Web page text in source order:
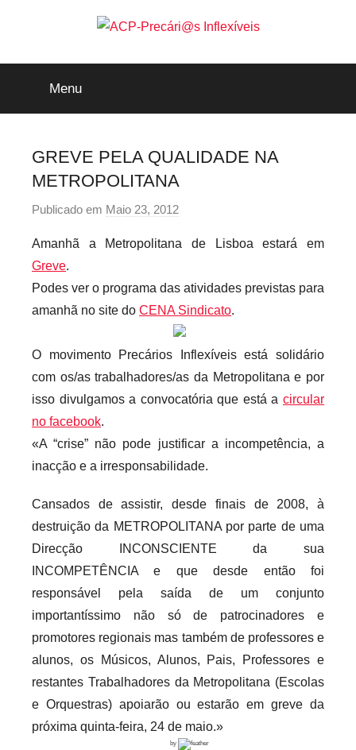
ACP-
Precári@s
Inflexíveis
Menu
GREVE PELA QUALIDADE NA
METROPOLITANA
Publicado em Maio 23, 2012
r
r
e
c
a
r
i
s
f
l
v
e
s
Amanhã a Metropolitana de Lisboa estará em
Greve.
Podes ver o programa das atividades previstas para
amanhã no site do CENA Sindicato.
O movimento Precários Inflexíveis está solidário
com os/as trabalhadores/as da Metropolitana e por
isso divulgamos a convocatória que está a circular
no facebook.
«A “crise” não pode justificar a incompetência, a
inacção e a irresponsabilidade.
Cansados de assistir, desde finais de 2008, à
destruição da METROPOLITANA por parte de uma
Direcção INCONSCIENTE da sua
INCOMPETÊNCIA e que desde então foi
responsável pela saída de um conjunto
importantíssimo não só de patrocinadores e
promotores regionais mas também de professores e
alunos, os Músicos, Alunos, Pais, Professores e
restantes Trabalhadores da Metropolitana (Escolas
e Orquestras) apoiarão ou estarão em greve da
próxima quinta-feira, 24 de maio.»
by